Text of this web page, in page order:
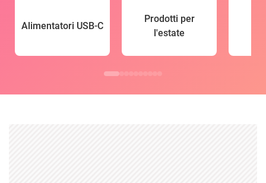
Alimentatori USB-C
Prodotti per
l'estate